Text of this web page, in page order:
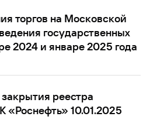
торгов на Московской
в декабре 2024 и январе 2025 года
реестра
10.01.2025